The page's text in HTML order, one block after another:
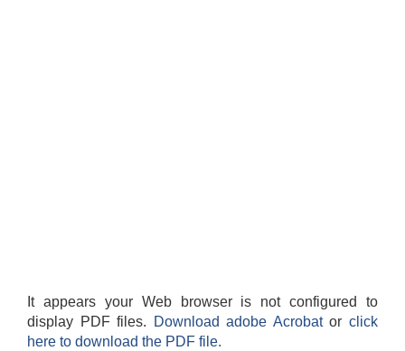
It appears your Web browser is not configured to
display PDF files.
Download adobe Acrobatorclick
here to download the PDF file.